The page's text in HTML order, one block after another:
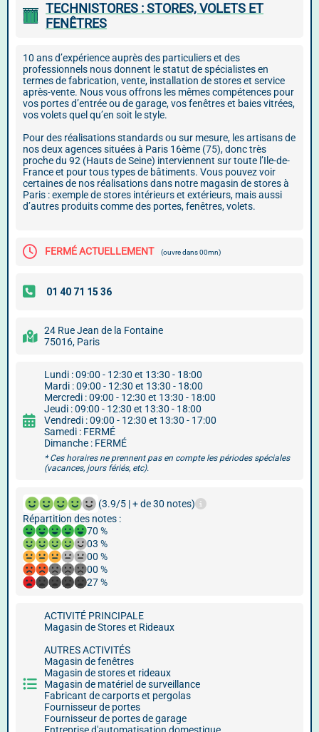
TECHNISTORES : STORES, VOLETS ET
FENÊTRES
10 ans d’expérience auprès des particuliers et des
professionnels nous donnent le statut de spécialistes en
termes de fabrication, vente, installation de stores et service
après-vente. Nous vous offrons les mêmes compétences pour
vos portes d’entrée ou de garage, vos fenêtres et baies vitrées,
vos volets quel qu’en soit le style.
Pour des réalisations standards ou sur mesure, les artisans de
nos deux agences situées à Paris 16ème (75), donc très
proche du 92 (Hauts de Seine) interviennent sur toute l’Ile-de-
France et pour tous types de bâtiments. Vous pouvez voir
certaines de nos réalisations dans notre magasin de stores à
Paris : exemple de stores intérieurs et extérieurs, mais aussi
d’autres produits comme des portes, fenêtres, volets.
FERMÉ ACTUELLEMENT (ouvre dans 00mn)
24 Rue Jean de la Fontaine
75016, Paris
Lundi : 09:00 - 12:30 et 13:30 - 18:00
Mardi : 09:00 - 12:30 et 13:30 - 18:00
Mercredi : 09:00 - 12:30 et 13:30 - 18:00
Jeudi : 09:00 - 12:30 et 13:30 - 18:00
Vendredi : 09:00 - 12:30 et 13:30 - 17:00
Samedi : FERMÉ
Dimanche : FERMÉ
* Ces horaires ne prennent pas en compte les périodes spéciales
(vacances, jours fériés, etc).
(3.9/5 | + de 30 notes)
Répartition des notes :
70 %
03 %
00 %
00 %
27 %
ACTIVITÉ PRINCIPALE
Magasin de Stores et Rideaux
AUTRES ACTIVITÉS
Magasin de fenêtres
Magasin de stores et rideaux
Magasin de matériel de surveillance
Fabricant de carports et pergolas
Fournisseur de portes
Fournisseur de portes de garage